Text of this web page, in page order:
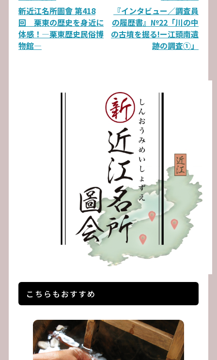
稿
ナ
ビ
新近江名所圖會 第418
回 栗東の歴史を身近に
体感！―栗東歴史民俗博
物館―
『インタビュー／調査員
の履歴書』№22「川の中
の古墳を掘る!ー江頭南遺
跡の調査①」
こちらもおすすめ